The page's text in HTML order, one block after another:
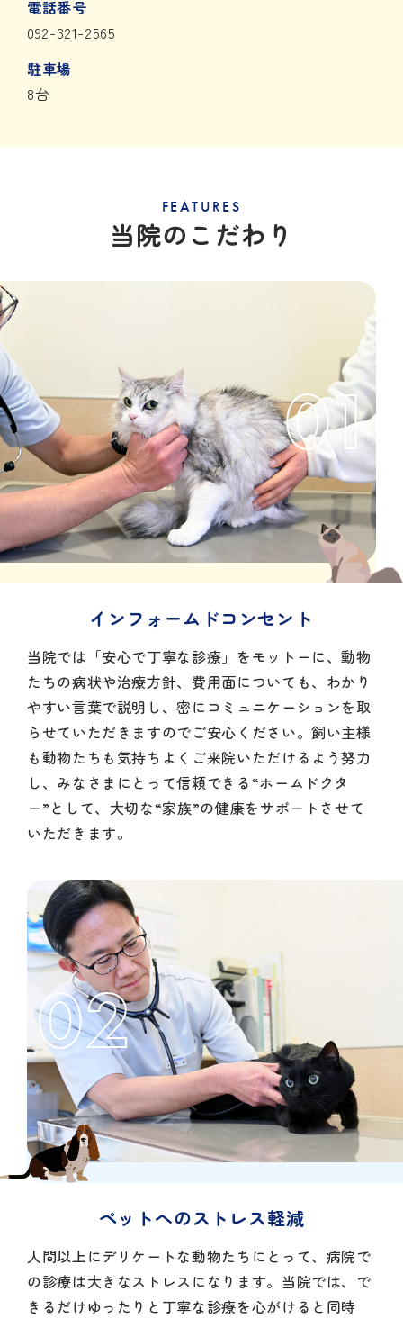
電話番号
092-321-2565
駐車場
8台
FEATURES
当院のこだわり
01
インフォームドコンセント
当院では「安心で丁寧な診療」をモットーに、動物
たちの病状や治療方針、費用面についても、わかり
やすい言葉で説明し、密にコミュニケーションを取
らせていただきますのでご安心ください。飼い主様
も動物たちも気持ちよくご来院いただけるよう努力
し、みなさまにとって信頼できる“ホームドクタ
ー”として、大切な“家族”の健康をサポートさせて
いただきます。
02
ペットへのストレス軽減
人間以上にデリケートな動物たちにとって、病院で
の診療は大きなストレスになります。当院では、で
きるだけゆったりと丁寧な診療を心がけると同時